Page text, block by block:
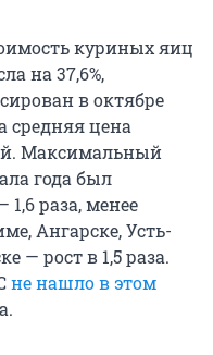
куриных яиц
на 37,6%,
в октябре
средняя цена
Максимальный
года был
раза, менее
Ангарске, Усть-
— рост в 1,5 раза.
не нашло в этом